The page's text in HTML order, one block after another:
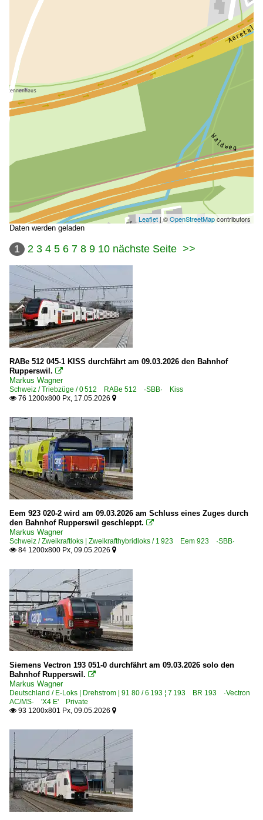
Leaflet | ©OpenStreetMapcontributors
Daten werden geladen
1 2 3 4 5 6 7 8 9 10 nächste Seite >>
RABe 512 045-1 KISS durchfährt am 09.03.2026 den Bahnhof
Rupperswil. 
Markus Wagner
Schweiz / Triebzüge / 0 512 RABe 512 ·SBB· Kiss
 76 1200x800 Px, 17.05.2026 
Eem 923 020-2 wird am 09.03.2026 am Schluss eines Zuges durch
den Bahnhof Rupperswil geschleppt. 
Markus Wagner
Schweiz / Zweikraftloks | Zweikrafthybridloks / 1 923 Eem 923 ·SBB·
 84 1200x800 Px, 09.05.2026 
Siemens Vectron 193 051-0 durchfährt am 09.03.2026 solo den
Bahnhof Rupperswil. 
Markus Wagner
Deutschland / E-Loks | Drehstrom | 91 80 / 6 193 ¦ 7 193 BR 193 ·Vectron
AC/MS· 'X4 E' Private
 93 1200x801 Px, 09.05.2026 